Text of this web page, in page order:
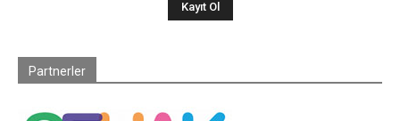
Partnerler